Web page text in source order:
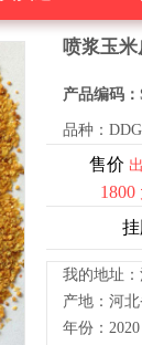
喷浆玉米
产品编码：
品种：
售价
1800
我的地址
产地：河
年份：2020